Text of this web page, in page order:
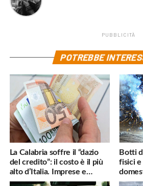
PUBBLICITÀ
POTREBBE
La Calabria soffre il “dazio
del credito”: il costo è il più
alto d’Italia. Imprese e
famiglie penalizzate
Botti
fisici e
utili